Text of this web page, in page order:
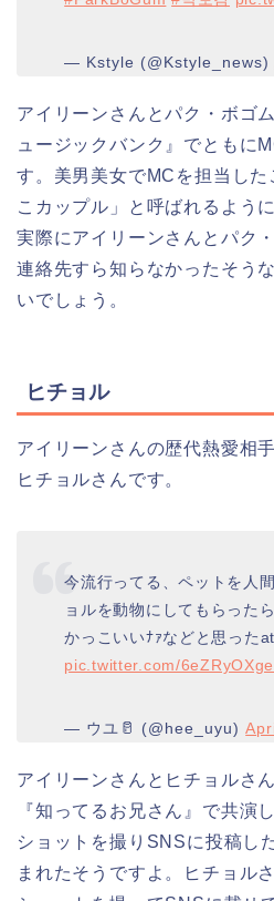
— Kstyle (@Kstyle_news)
アイリーンさんとパク・ボゴ
ュージックバンク』でともに
す。美男美女でMCを担当した
こカップル」と呼ばれるよう
実際にアイリーンさんとパク
連絡先すら知らなかったそう
いでしょう。
ヒチョル
アイリーンさんの歴代熱愛相
ヒチョルさんです。
今流行ってる、ペットを人
ョルを動物にしてもらった
かっこいいﾅｧなどと思った
pic.twitter.com/
— ウユ🥛 (@hee_uyu)
アイリーンさんとヒチョルさ
『知ってるお兄さん』で共演
ショットを撮りSNSに投稿し
まれたそうですよ。ヒチョル